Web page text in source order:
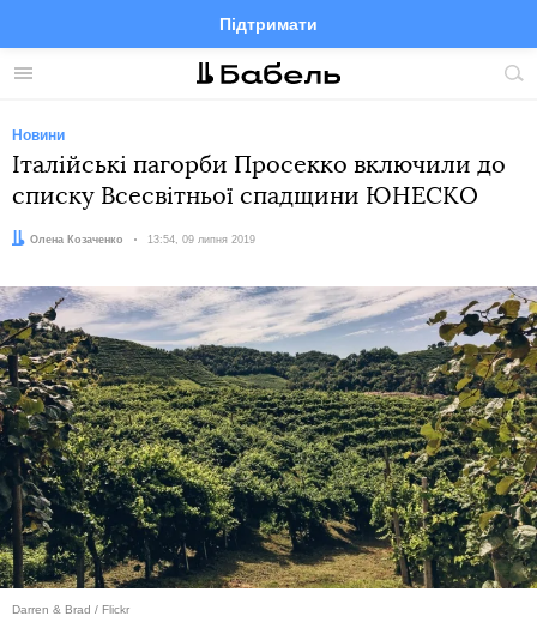
Меню
Підтримати
FacebookTelegramTwitter
Новини
Італійські пагорби Просекко включили до
списку Всесвітньої спадщини ЮНЕСКО
Автор:
Олена Козаченко Дата:
13:54, 09 липня 2019
Darren & Brad / Flickr